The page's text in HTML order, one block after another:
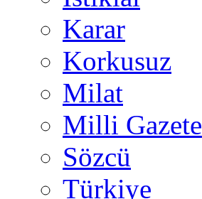
Karar
Korkusuz
Milat
Milli Gazete
Sözcü
Türkiye